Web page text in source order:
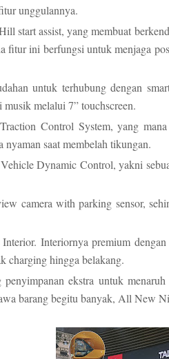
unggulannya.
start assist, yang membuat
fitur ini berfungsi untuk menjaga
untuk terhubung dengan
musik melalui 7” touchscreen.
Control System, yang
nyaman saat membelah tikungan.
Dynamic Control, yakni
camera with parking sensor,
Interiornya premium
charging hingga belakang.
penyimpanan ekstra untuk
barang begitu banyak, All New